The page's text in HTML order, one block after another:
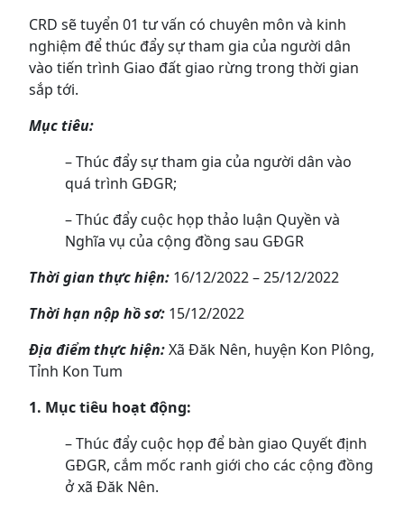
CRD sẽ tuyển 01 tư vấn có chuyên môn và kinh
nghiệm để thúc đẩy sự tham gia của người dân
vào tiến trình Giao đất giao rừng trong thời gian
sắp tới.
Mục tiêu:
– Thúc đẩy sự tham gia của người dân vào
quá trình GĐGR;
– Thúc đẩy cuộc họp thảo luận Quyền và
Nghĩa vụ của cộng đồng sau GĐGR
Thời gian thực hiện: 16/12/2022 – 25/12/2022
Thời hạn nộp hồ sơ: 15/12/2022
Địa điểm thực hiện:Xã Đăk Nên, huyện Kon Plông,
Tỉnh Kon Tum
1. Mục tiêu hoạt động:
– Thúc đẩy cuộc họp để bàn giao Quyết định
GĐGR, cắm mốc ranh giới cho các cộng đồng
ở xã Đăk Nên.